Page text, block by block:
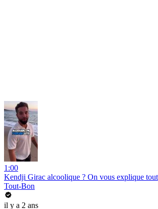
1:00
Kendji Girac alcoolique ? On vous explique tout
Tout-Bon
il y a 2 ans